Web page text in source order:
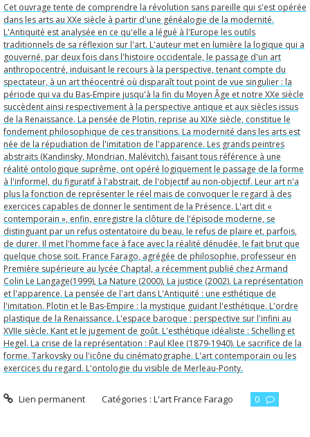
Cet ouvrage tente de comprendre la révolution sans pareille qui s'est opérée
dans les arts au XXe siècle à partir d'une généalogie de la modernité.
L'Antiquité est analysée en ce qu'elle a légué à l'Europe les outils
traditionnels de sa réflexion sur l'art. L'auteur met en lumière la logique qui a
gouverné, par deux fois dans l'histoire occidentale, le passage d'un art
anthropocentré, induisant le recours à la perspective, tenant compte du
spectateur, à un art théocentré où disparaît tout point de vue singulier : la
période qui va du Bas-Empire jusqu'à la fin du Moyen Âge et notre XXe siècle
succèdent ainsi respectivement à la perspective antique et aux siècles issus
de la Renaissance. La pensée de Plotin, reprise au XIXe siècle, constitue le
fondement philosophique de ces transitions. La modernité dans les arts est
née de la répudiation de l'imitation de l'apparence. Les grands peintres
abstraits (Kandinsky, Mondrian, Malévitch), faisant tous référence à une
réalité ontologique suprême, ont opéré logiquement le passage de la forme
à l'informel, du figuratif à l'abstrait, de l'objectif au non-objectif. Leur art n'a
plus la fonction de représenter le réel mais de convoquer le regard à des
exercices capables de donner le sentiment de la Présence. L'art dit «
contemporain », enfin, enregistre la clôture de l'épisode moderne, se
distinguant par un refus ostentatoire du beau, le refus de plaire et, parfois,
de durer. Il met l'homme face à face avec la réalité dénudée, le fait brut que
quelque chose soit. France Farago, agrégée de philosophie, professeur en
Première supérieure au lycée Chaptal, a récemment publié chez Armand
Colin Le Langage(1999), La Nature (2000), La justice (2002). La représentation
et l'apparence. La pensée de l'art dans L'Antiquité : une esthétique de
l'imitation. Plotin et le Bas-Empire : la mystique guidant l'esthétique. L'ordre
plastique de la Renaissance. L'espace baroque : perspective sur l'infini au
XVIIe siècle. Kant et le jugement de goût. L'esthétique idéaliste : Schelling et
Hegel. La crise de la représentation : Paul Klee (1879-1940). Le sacrifice de la
forme. Tarkovsky ou l'icône du cinématographe. L'art contemporain ou les
exercices du regard. L'ontologie du visible de Merleau-Ponty.
Lien permanent Catégories :L'art France Farago 0